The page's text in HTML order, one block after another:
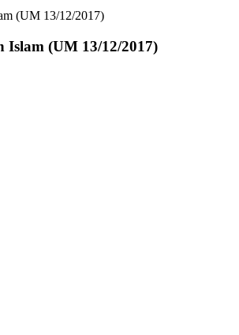
(UM 13/12/2017)
Islam (UM 13/12/2017)